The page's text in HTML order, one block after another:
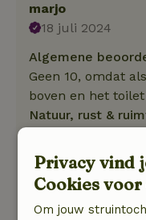
marjo
18 juli 2024
Algemene
Geen 10, omdat
boven en het
Natuur, rust &
hartelijke
superlekker
prima
leuke slaapkamer.
Privacy vind
Cookies
Om jouw